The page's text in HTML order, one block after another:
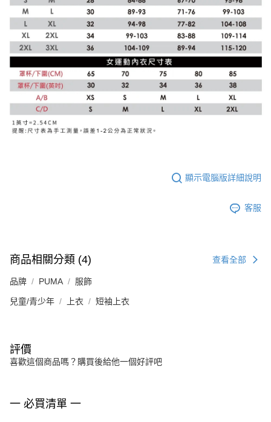
顯示電腦版詳細說明
客服
商品相關分類 (4) 查看全部
品牌 PUMA 服飾
兒童/青少年 上衣 短袖上衣
評價
喜歡這個商品嗎？購買後給他一個好評吧
一 必買清單 一